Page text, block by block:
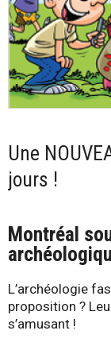
é
b
e
Une
jours !
Montréal
L’archéologie
proposition ?
s’amusant !